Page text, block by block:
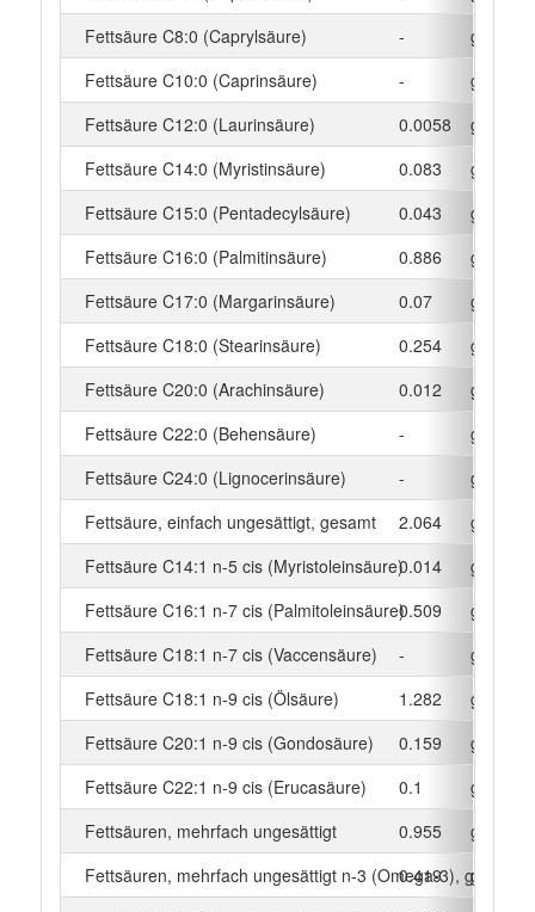
Fettsäure C8:0 (Caprylsäure)
-
g
Fettsäure C10:0 (Caprinsäure)
-
g
Fettsäure C12:0 (Laurinsäure)
0.0058
g
Fettsäure C14:0 (Myristinsäure)
0.083
g
Fettsäure C15:0 (Pentadecylsäure)
0.043
g
Fettsäure C16:0 (Palmitinsäure)
0.886
g
Fettsäure C17:0 (Margarinsäure)
0.07
g
Fettsäure C18:0 (Stearinsäure)
0.254
g
Fettsäure C20:0 (Arachinsäure)
0.012
g
Fettsäure C22:0 (Behensäure)
-
g
Fettsäure C24:0 (Lignocerinsäure)
-
g
Fettsäure, einfach ungesättigt, gesamt
2.064
g
Fettsäure C14:1 n-5 cis (Myristoleinsäure)0.014
g
Fettsäure C16:1 n-7 cis (Palmitoleinsäure)0.509
g
Fettsäure C18:1 n-7 cis (Vaccensäure)
-
g
Fettsäure C18:1 n-9 cis (Ölsäure)
1.282
g
Fettsäure C20:1 n-9 cis (Gondosäure)
0.159
g
Fettsäure C22:1 n-9 cis (Erucasäure)
0.1
g
Fettsäuren, mehrfach ungesättigt
0.955
g
Fettsäuren, mehrfach ungesättigt n-3 (Omega-3), gesamt
0.419
g